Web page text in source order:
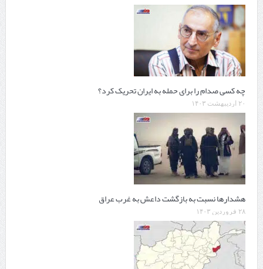
چه کسی صدام را برای حمله به ایران تحریک کرد؟
۲۰ اردیبهشت ۱۴۰۳
هشدارها نسبت به بازگشت داعش به غرب عراق
۲۸ فروردین ۱۴۰۳